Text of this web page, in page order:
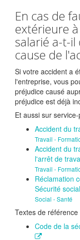
En cas de
extérieure
salarié a-t-
cause de
Si votre accident a
l'entreprise, vous
préjudice causé
préjudice est déjà
Et aussi sur
Accident du
Travail -
Accident du
l'arrêt de
Travail -
Réclamation
Sécurité
Social - Santé
Textes de référence
Code de la